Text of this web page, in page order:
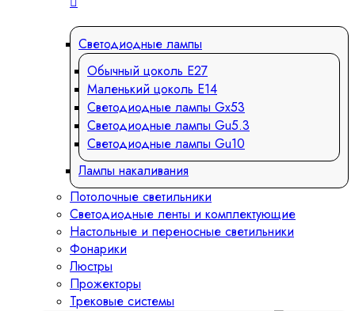
Светодиодные лампы
Обычный цоколь Е27
Маленький цоколь Е14
Светодиодные лампы Gx53
Светодиодные лампы Gu5.3
Светодиодные лампы Gu10
Лампы накаливания
Потолочные светильники
Светодиодные ленты и комплектующие
Настольные и переносные светильники
Фонарики
Люстры
Прожекторы
Трековые системы